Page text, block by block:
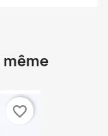
favorite_border